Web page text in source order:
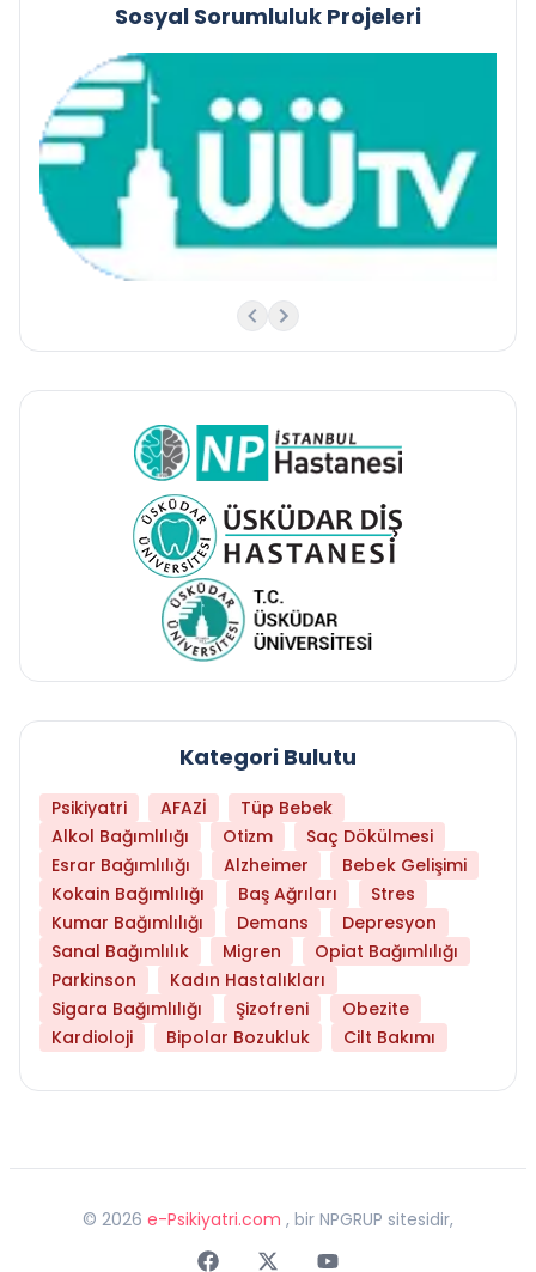
Sosyal Sorumluluk Projeleri
Kategori Bulutu
Psikiyatri AFAZİ
Tüp Bebek
Alkol Bağımlılığı
Otizm
Saç Dökülmesi
Esrar Bağımlılığı
Alzheimer
Bebek Gelişimi
Kokain Bağımlılığı
Baş Ağrıları
Stres
Kumar Bağımlılığı
Demans
Depresyon
Sanal Bağımlılık
Migren
Opiat Bağımlılığı
Parkinson
Kadın Hastalıkları
Sigara Bağımlılığı
Şizofreni
Obezite
Kardioloji
Bipolar Bozukluk Cilt Bakımı
© 2026 e-Psikiyatri.com , bir NPGRUP sitesidir,